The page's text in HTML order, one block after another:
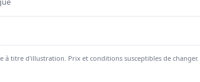
à titre d'illustration. Prix et conditions susceptibles de